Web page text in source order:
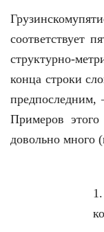
соответствует
структурно-
конца строки
предпоследним,
Примеров
довольно много